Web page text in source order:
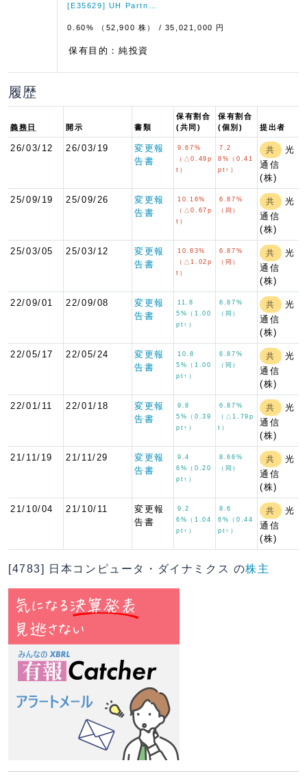
[E35629] UH Partn…
0.60% （52,900 株） / 35,021,000 円
保有目的：純投資
履歴
義務日 開示 書類
保有割合
(共同)
保有割合
(個別)
提出者
26/03/12 26/03/19
変更報
告書
9.67%
（△0.49p
t）
7.2
8%（0.41
pt↑）
共
光
通信
(株)
25/09/19 25/09/26
変更報
告書
10.16%
（△0.67p
t）
6.87%
（同）
共
光
通信
(株)
25/03/05 25/03/12
変更報
告書
10.83%
（△1.02p
t）
6.87%
（同）
共
光
通信
(株)
22/09/01 22/09/08
変更報
告書
11.8
5%（1.00
pt↑）
6.87%
（同）
共
光
通信
(株)
22/05/17 22/05/24
変更報
告書
10.8
5%（1.00
pt↑）
6.87%
（同）
共
光
通信
(株)
22/01/11 22/01/18
変更報
告書
9.8
5%（0.39
pt↑）
6.87%
（△1.79p
t）
共
光
通信
(株)
21/11/19 21/11/29
変更報
告書
9.4
6%（0.20
pt↑）
8.66%
（同）
共
光
通信
(株)
21/10/04 21/10/11
変更報
告書
9.2
6%（1.04
pt↑）
8.6
6%（0.44
pt↑）
共
光
通信
(株)
[4783] 日本コンピュータ・ダイナミクス の株主